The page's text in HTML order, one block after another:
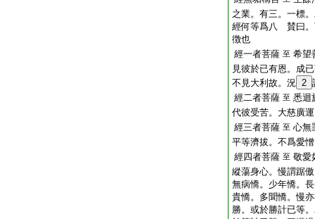
之業。有三。一標
經何等爲八 賛曰。
徴也
經一者菩薩 至 希望
見彼於已有恩。成
不見大利故。況 2
經二者菩薩 至 悉迴
代彼受苦。大慈廣
經三者菩薩 至 心無
平等濟拔。不爲愛
經四者菩薩 至 敬愛
縱蕩身心。慢謂踞
無病憍。少年憍。
貴憍。多聞憍。慢
勝。或於勝計已等